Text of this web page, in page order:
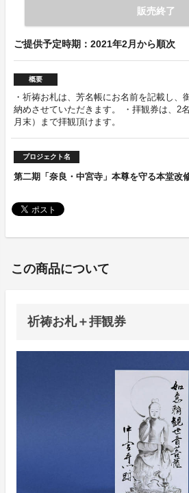
販売終了
ご提供予定時期：2021年2月から順次
概要
・祈祷お札は、芳名帳にお名前を記載し、
納めさせていただきます。 ・拝観券は、2
月末）まで拝観頂けます。
プロジェクト名
第二期「奈良・中宮寺」本尊を守る本堂改
この商品について
祈祷お札＋拝観券